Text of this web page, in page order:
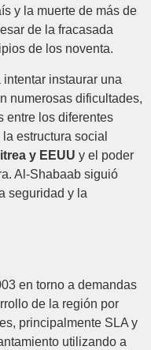
y la muerte de más de
de la fracasada
de los noventa.
instaurar una
numerosas dificultades,
entre los diferentes
estructura social
y EEUU y el poder
Al-Shabaab siguió
seguridad y la
en torno a demandas
de la región por
principalmente SLA y
utilizando a